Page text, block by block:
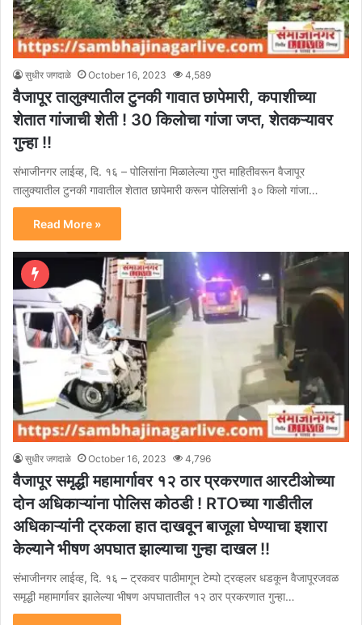
सुधीर जगदाळे October 16, 2023 4,589
वैजापूर तालुक्यातील टुनकी गावात छापेमारी, कपाशीच्या
शेतात गांजाची शेती ! 30 किलोचा गांजा जप्त, शेतकऱ्यावर
गुन्हा !!
संभाजीनगर लाईव्ह, दि. १६ – पोलिसांना मिळालेल्या गुप्त माहितीवरून वैजापूर
तालुक्यातील टुनकी गावातील शेतात छापेमारी करून पोलिसांनी ३० किलो गांजा…
Read More »
सुधीर जगदाळे October 16, 2023 4,796
वैजापूर समृद्धी महामार्गावर १२ ठार प्रकरणात आरटीओच्या
दोन अधिकाऱ्यांना पोलिस कोठडी ! RTOच्या गाडीतील
अधिकाऱ्यांनी ट्रकला हात दाखवून बाजूला घेण्याचा इशारा
केल्याने भीषण अपघात झाल्याचा गुन्हा दाखल !!
संभाजीनगर लाईव्ह, दि. १६ – ट्रकवर पाठीमागून टेम्पो ट्रव्हलर धडकून वैजापूरजवळ
समृद्धी महामार्गावर झालेल्या भीषण अपघातातील १२ ठार प्रकरणात गुन्हा…